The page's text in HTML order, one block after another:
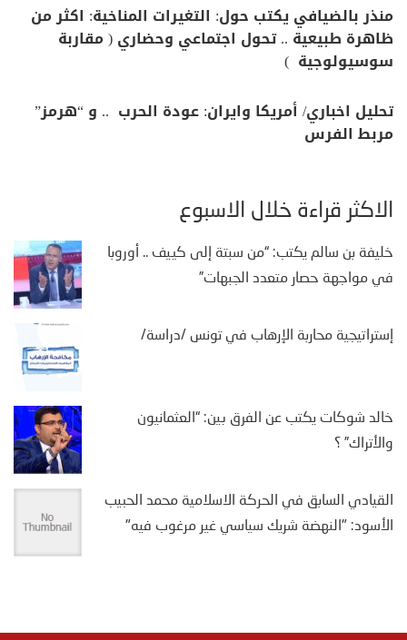
منذر بالضيافي يكتب حول: التغيرات المناخية: اكثر من
ظاهرة طبيعية .. تحول اجتماعي وحضاري ( مقاربة
سوسيولوجية )
تحليل اخباري/ أمريكا وايران: عودة الحرب .. و “هرمز”
مربط الفرس
الأكثر قراءة خلال الأسبوع
خليفة بن سالم يكتب: “من سبتة إلى كييف .. أوروبا
في مواجهة حصار متعدد الجبهات”
إستراتيجية محاربة الإرهاب في تونس /دراسة/
خالد شوكات يكتب عن الفرق بين: “العثمانيون
والأتراك” ؟
القيادي السابق في الحركة الاسلامية محمد الحبيب
الأسود: "النهضة شريك سياسي غير مرغوب فيه"